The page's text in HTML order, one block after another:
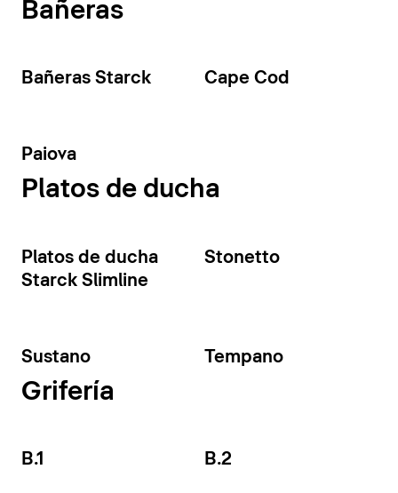
Bañeras
Bañeras Starck Cape Cod
Paiova
Platos de ducha
Platos de ducha
Starck Slimline
Stonetto
Sustano Tempano
Grifería
B.1 B.2